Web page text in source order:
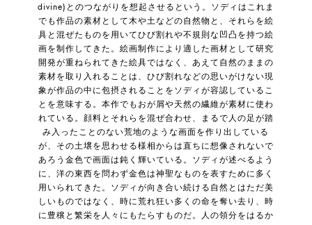
divine)とのつながりを想起させるという。ソディはこれま
でも作品の素材として木や土などの自然物と、それらを絵
具と混ぜたものを用いてひび割れや不規則な凹凸を持つ絵
画を制作してきた。絵画制作により適した画材として研究
開発が重ねられてきた絵具ではなく、あえて自然のままの
素材を取り入れることは、ひび割れなどの思いがけない現
象が作品の中に包摂されることをソディが容認しているこ
とを意味する。本作でもおが屑や天然の繊維が素材に使わ
れている。顔料とそれらを混ぜ合わせ、まるで人の足が踏
み入ったことのない荒地のような画面を作り出している
が、その土壌を思わせる様相からは直ちに想像されないで
あろう金色で画面は鈍く輝いている。ソディが述べるよう
に、洋の東西を問わず金色は神聖なものを表すために多く
用いられてきた。ソディが向き合い続ける自然とはただ美
しいものではなく、時に荒れ狂い多くの命を奪い去り、時
に豊穣と繁栄を人々にもたらすものだ。人の領分をはるか